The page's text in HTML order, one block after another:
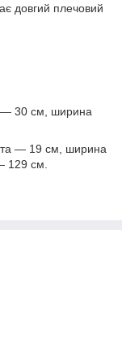
довгий плечовий
30 см, ширина
— 19 см, ширина
129 см.